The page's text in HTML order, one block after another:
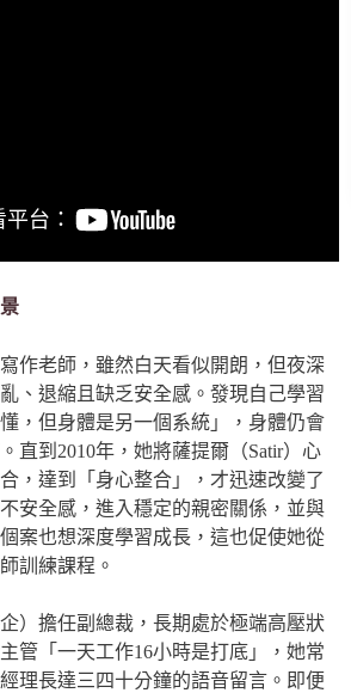
作老師，雖然白天看似開朗，但夜深
、退縮且缺乏安全感。發現自己學習
，但身體是另一個系統」，身體仍會
直到2010年，她將薩提爾（Satir）心
，達到「身心整合」，才迅速改變了
安全感，進入穩定的親密關係，並與
案也想深度學習成長，這也促使她從
訓練課程。
）擔任副總裁，長期處於極端高壓狀
管「一天工作16小時是打底」，她常
理長達三四十分鐘的語音留言。即便